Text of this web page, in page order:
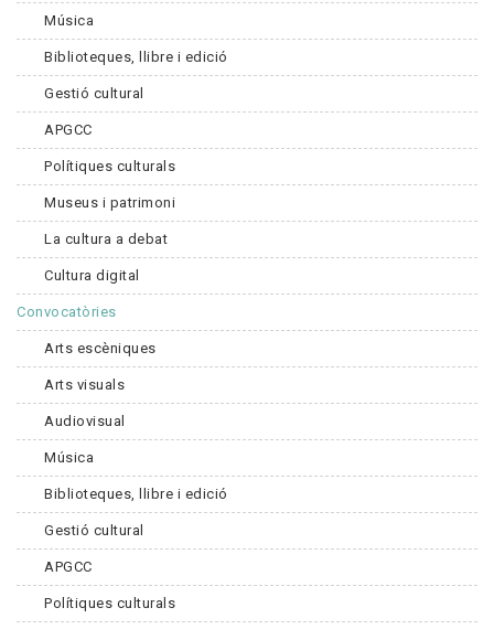
Música
Biblioteques, llibre i edició
Gestió cultural
APGCC
Polítiques culturals
Museus i patrimoni
La cultura a debat
Cultura digital
Convocatòries
Arts escèniques
Arts visuals
Audiovisual
Música
Biblioteques, llibre i edició
Gestió cultural
APGCC
Polítiques culturals